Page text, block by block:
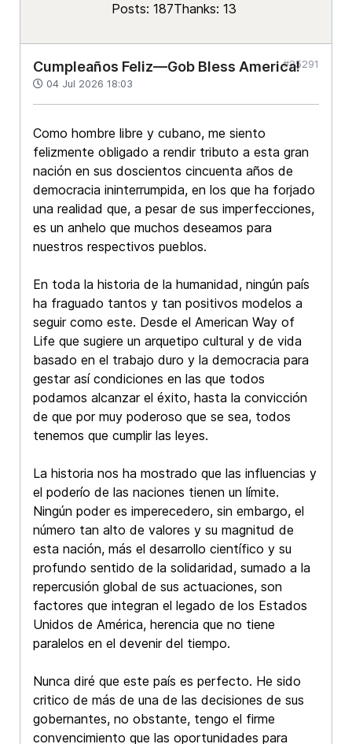
Posts: 187Thanks: 13
Cumpleaños Feliz—Gob Bless America!
04 Jul 2026 18:03
#25291
Como hombre libre y cubano, me siento
felizmente obligado a rendir tributo a esta gran
nación en sus doscientos cincuenta años de
democracia ininterrumpida, en los que ha forjado
una realidad que, a pesar de sus imperfecciones,
es un anhelo que muchos deseamos para
nuestros respectivos pueblos.
En toda la historia de la humanidad, ningún país
ha fraguado tantos y tan positivos modelos a
seguir como este. Desde el American Way of
Life que sugiere un arquetipo cultural y de vida
basado en el trabajo duro y la democracia para
gestar así condiciones en las que todos
podamos alcanzar el éxito, hasta la convicción
de que por muy poderoso que se sea, todos
tenemos que cumplir las leyes.
La historia nos ha mostrado que las influencias y
el poderío de las naciones tienen un límite.
Ningún poder es imperecedero, sin embargo, el
número tan alto de valores y su magnitud de
esta nación, más el desarrollo científico y su
profundo sentido de la solidaridad, sumado a la
repercusión global de sus actuaciones, son
factores que integran el legado de los Estados
Unidos de América, herencia que no tiene
paralelos en el devenir del tiempo.
Nunca diré que este país es perfecto. He sido
critico de más de una de las decisiones de sus
gobernantes, no obstante, tengo el firme
convencimiento que las oportunidades para